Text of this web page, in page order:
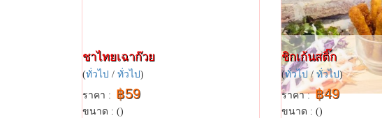
ชาไทยเฉาก๊วย​
(ทั่วไป / ทั่วไป)
ราคา : ฿59
ขนาด : ()
ชิกเก้น​สติ๊ก​
(ทั่วไป/ ทั่วไป)
ราคา :฿49
ขนาด : ()